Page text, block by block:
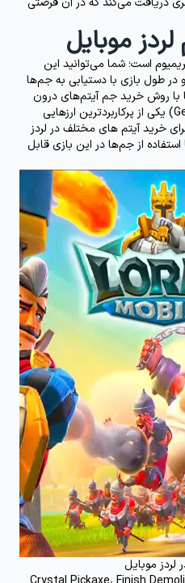
موبایل
است؛ شما می‌توانید این
و در طول بازی با دستیابی به جم‌ها
با روش خرید جم آیتم‌های درون
بازی را خریداری کنید. جم‌ها (Gems) یکی از پرکاربردترین ارزهایی
خرید آیتم های مختلف در لردز
استفاده از جم‌ها در این بازی قابل
موبایل